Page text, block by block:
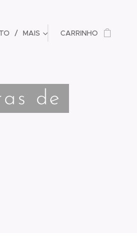
MAIS CARRINHO
de